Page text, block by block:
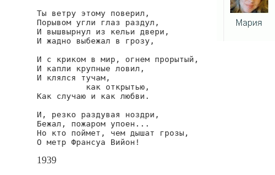
Ты ветру этому поверил,
Порывом угли глаз раздул,
И вышвырнул из кельи двери,
И жадно выбежал в грозу,
И с криком в мир, огнем прорытый,
И капли крупные ловил,
И клялся тучам,
          как открытью,
Как случаю и как любви.
И, резко раздувая ноздри,
Бежал, пожаром упоен...
Но кто поймет, чем дышат грозы,
О метр Франсуа Вийон!
1939